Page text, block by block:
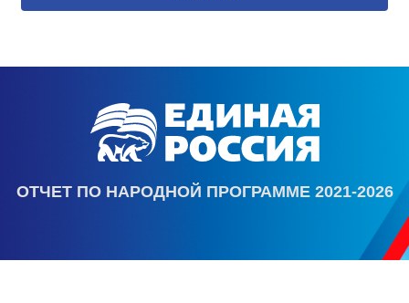
ОТЧЕТ ПО НАРОДНОЙ ПРОГРАММЕ 2021-2026